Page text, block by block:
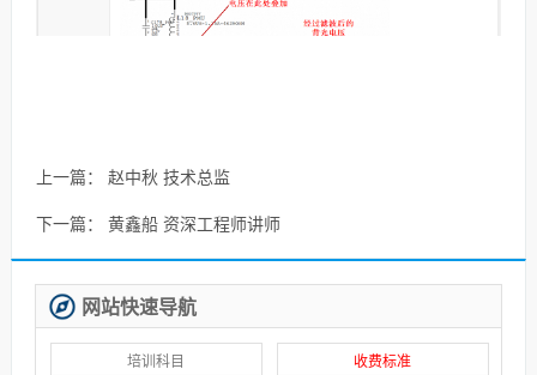
上一篇： 赵中秋 技术总监
下一篇： 黄鑫船 资深工程师讲师
网站快速导航
培训科目 收费标准